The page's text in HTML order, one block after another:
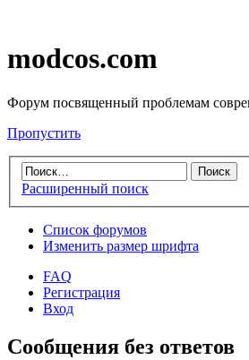
modcos.com
Форум посвященный проблемам
Пропустить
Расширенный поиск
Список форумов
Изменить размер шрифта
FAQ
Регистрация
Вход
Сообщения без ответов